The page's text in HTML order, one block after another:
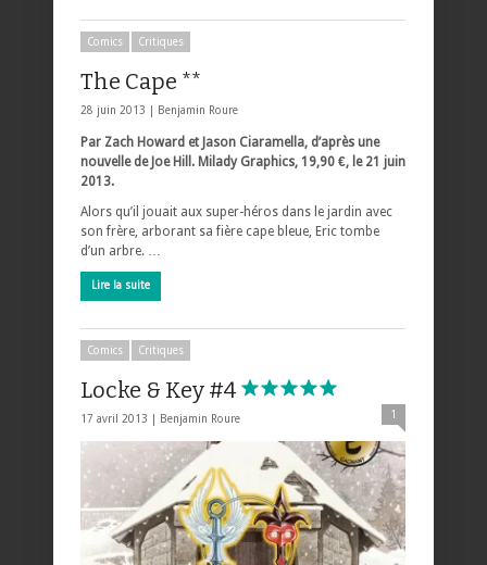
Comics Critiques
The Cape **
28 juin 2013 | Benjamin Roure
Par Zach Howard et Jason Ciaramella, d’après une
nouvelle de Joe Hill. Milady Graphics, 19,90 €, le 21 juin
2013.
Alors qu’il jouait aux super-héros dans le jardin avec
son frère, arborant sa fière cape bleue, Eric tombe
d’un arbre. …
Lire la suite
Comics Critiques
Locke & Key #4
17 avril 2013 | Benjamin Roure 1